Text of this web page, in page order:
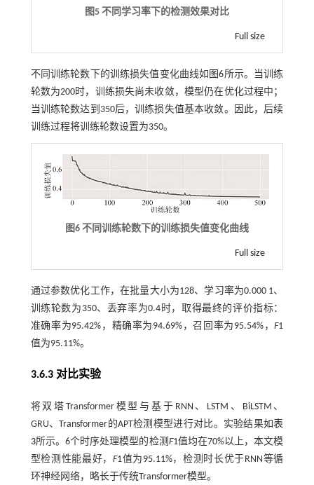
图5 不同学习率下的检测效果对比
Full size
不同训练轮数下的训练损失值变化曲线如 图6所示。当训练
轮数为200时，训练损失尚未收敛，模型仍在优化过程中；
当训练轮数达到350后，训练损失值基本收敛。因此，后续
训练过程将训练轮数设置为350。
图6 不同训练轮数下的训练损失值变化曲线
Full size
通过参数优化工作，在批量大小为128、学习率为0.000 1、
训练轮数为350、丢弃率为0.4时，取得最终的评价指标：
准确率为95.42%，精确率为94.69%，召回率为95.54%，F1
值为95.11%。
3.6.3 对比实验
将双塔Transformer模型与基于RNN、LSTM、BiLSTM、
GRU、Transformer的APT检测模型进行对比。实验结果如表
3所示。6个时序处理模型的检测 F1值均在70%以上，本文模
型检测性能最好， F1值为95.11%，检测时长优于RNN等循
环神经网络，略长于传统Transformer模型。